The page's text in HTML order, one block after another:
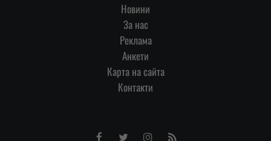
Новини
За нас
Реклама
Анкети
Карта на сайта
Контакти